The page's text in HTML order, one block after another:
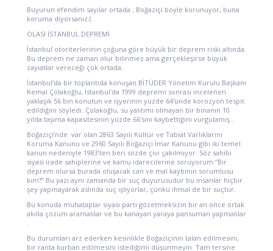
Buyurun efendim sayılar ortada ; Boğaziçi böyle korunuyor, buna
koruma diyorsanız:(
OLASI İSTANBUL DEPREMİ
İstanbul otoriterlerinin çoğuna göre büyük bir deprem riski altında.
Bu deprem ne zaman olur bilinmez ama gerçekleşirse büyük
zayiatlar vereceği çok ortada.
İstanbul’da bir toplantıda konuşan BİTÜDER Yönetim Kurulu Başkanı
Kemal Çolakoğlu, İstanbul'da 1999 depremi sonrası incelenen
yaklaşık 56 bin konutun ve işyerinin yüzde 64'ünde korozyon tespit
edildiğini söyledi. Çolakoğlu, su yalıtımı olmayan bir binanın 10
yılda taşıma kapasitesinin yüzde 66'sını kaybettiğini vurgulamış…
Boğaziçi’nde var olan 2863 Sayılı Kültür ve Tabiat Varlıklarını
Koruma Kanunu ve 2960 Sayılı Boğaziçi İmar Kanunu gibi iki temel
kanun nedeniyle 1983’ten beri sözde çivi çakılmıyor. Söz sahibi
siyasi irade sahiplerine ve kamu idarecilerine soruyorum ‘’Bir
deprem olursa burada oluşacak can ve mal kaybının sorumlusu
kim?’’ Bu yazı aynı zamanda bir suç duyurusudur bu insanlar hiçbir
şey yapmayarak aslında suç işliyorlar, çünkü ihmal de bir suçtur.
Bu konuda muhataplar siyasi parti gözetmeksizin bir an önce ortak
akılla çözüm aramalılar ve bu kanayan yaraya pansuman yapmalılar
.
Bu durumları arz ederken kesinlikle Boğaziçinin talan edilmesini,
bir ranta kurban edilmesini istediğimi düşünmeyin. Tam tersine